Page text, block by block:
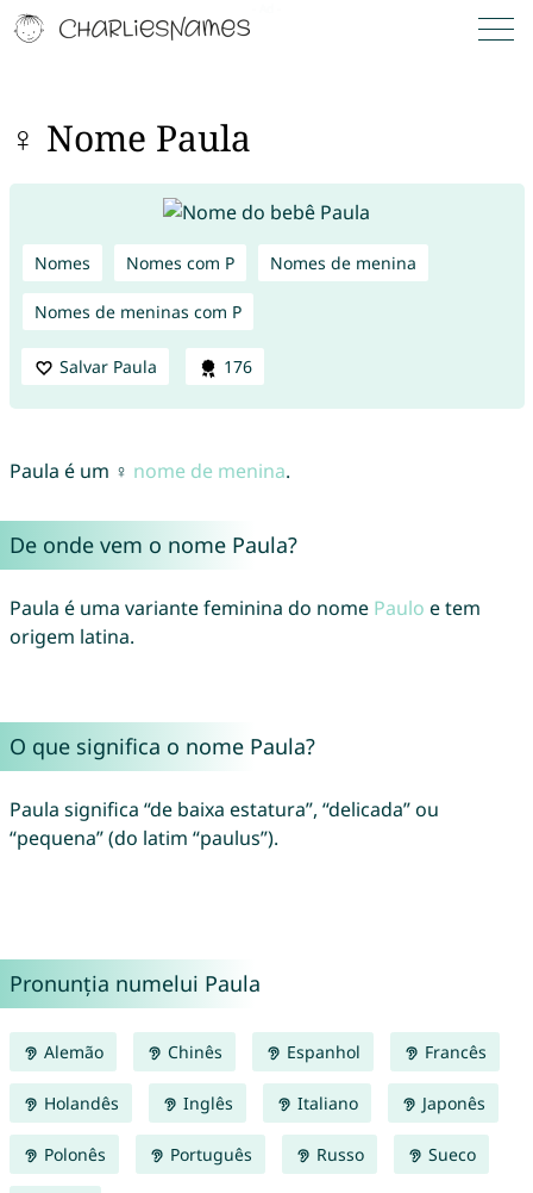
♀ Nome Paula
Nomes Nomes com P Nomes de menina
Nomes de meninas com P
Salvar Paula 176
Paula é um ♀ nome de menina.
De onde vem o nome Paula?
Paula é uma variante feminina do nome Paulo e tem
origem latina.
O que significa o nome Paula?
Paula significa “de baixa estatura”, “delicada” ou
“pequena” (do latim “paulus”).
Pronunția numelui Paula
Alemão Chinês Espanhol Francês
Holandês Inglês Italiano Japonês
Polonês Português Russo Sueco